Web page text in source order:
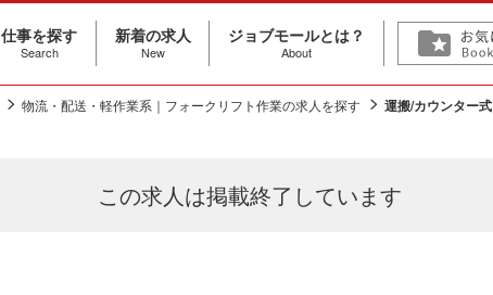
仕事を探す
Search
新着の求人
New
ジョブモールとは？
About
物流・配送・軽作業系｜フォークリフト作業の求人を探す 運搬/カウンター
この求人は掲載終了しています